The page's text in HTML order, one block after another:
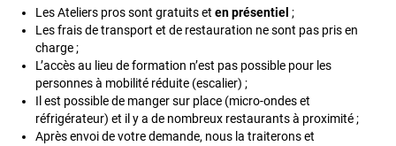
Les Ateliers pros sont gratuits et en présentiel ;
Les frais de transport et de restauration ne sont pas pris en
charge ;
L’accès au lieu de formation n’est pas possible pour les
personnes à mobilité réduite (escalier) ;
Il est possible de manger sur place (micro-ondes et
réfrigérateur) et il y a de nombreux restaurants à proximité ;
Après envoi de votre demande, nous la traiterons et